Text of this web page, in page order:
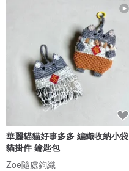
華麗貓貓好事多多 編織收納小袋
貓掛件 鑰匙包
Zoe隨處鉤織